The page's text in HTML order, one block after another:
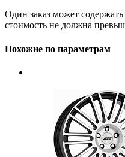
Один заказ может
стоимость не должна
Похожие по параметрам